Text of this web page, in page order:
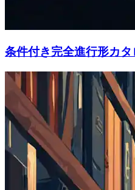
条件付き完全進行形カ